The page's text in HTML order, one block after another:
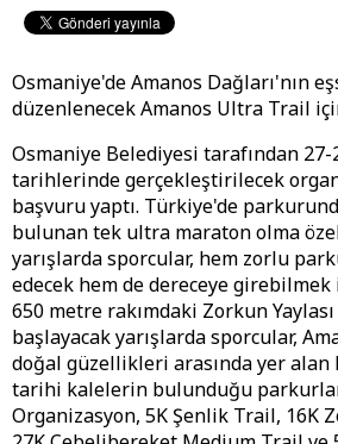
Osmaniye'de Amanos Dağları'nın
düzenlenecek Amanos Ultra Trail
Osmaniye Belediyesi tarafından
tarihlerinde gerçekleştirilecek
başvuru yaptı. Türkiye'de
bulunan tek ultra maraton olma
yarışlarda sporcular, hem zorlu
edecek hem de dereceye
650 metre rakımdaki Zorkun
başlayacak yarışlarda sporcular,
doğal güzellikleri arasında yer alan
tarihi kalelerin bulunduğu
Organizasyon, 5K Şenlik Trail, 16K